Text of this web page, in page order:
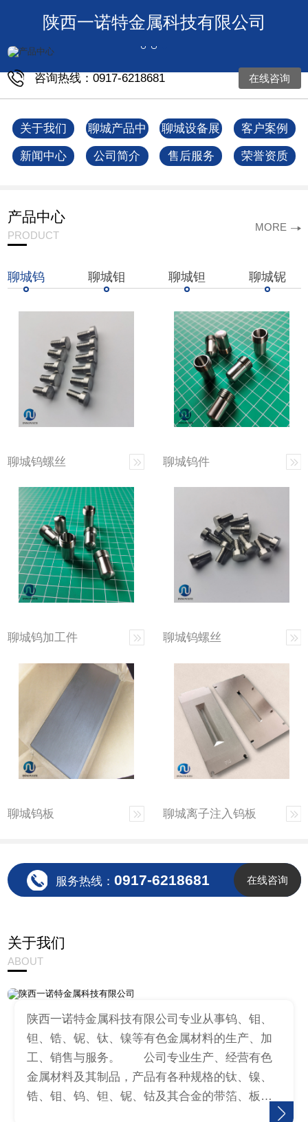
陕西一诺特金属科技有限公司
咨询热线：0917-6218681 在线咨询
关于我们
聊城产品中
心
聊城设备展
示
客户案例
新闻中心 公司简介 售后服务 荣誉资质
产品中心
PRODUCT
MORE
聊城钨 聊城钼 聊城钽 聊城铌
聊城钨螺丝 聊城钨件
聊城钨加工件 聊城钨螺丝
聊城钨板 聊城离子注入钨板
服务热线： 0917-6218681 在线咨询
关于我们
ABOUT
陕西一诺特金属科技有限公司专业从事钨、钼、
钽、锆、铌、钛、镍等有色金属材料的生产、加
工、销售与服务。 公司专业生产、经营有色
金属材料及其制品，产品有各种规格的钛、镍、
锆、钼、钨、钽、铌、钴及其合金的带箔、板、